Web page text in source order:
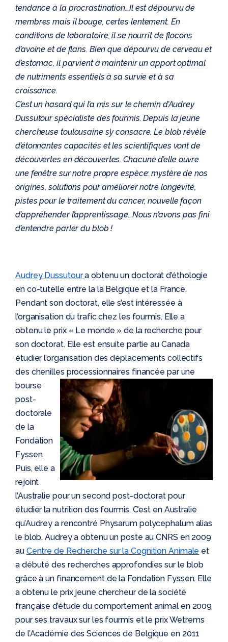
tendance à la procrastination…Il est dépourvu de
membres mais il bouge, certes lentement. En
conditions de laboratoire, il se nourrit de flocons
d’avoine et de flans. Bien que dépourvu de cerveau et
d’estomac, il parvient à maintenir un apport optimal
de nutriments essentiels à sa survie et à sa
croissance.
C’est un hasard qui l’a mis sur le chemin d’Audrey
Dussutour spécialiste des fourmis. Depuis la jeune
chercheuse toulousaine s’y consacre. Le blob révèle
d’étonnantes capacités et les scientifiques vont de
découvertes en découvertes. Chacune d’elle ouvre
une fenêtre sur notre propre espèce: mystère de nos
origines, solutions pour améliorer notre longévité,
pistes pour le traitement du cancer, nouvelle façon
d’appréhender l’apprentissage…Nous n’avons pas fini
d’entendre parler du blob !
Audrey Dussutour a obtenu un doctorat d’éthologie
en co-tutelle entre la la Belgique et la France.
Pendant son doctorat, elle s’est intéressée à
l’organisation du trafic chez les fourmis. Elle a
obtenu le prix « Le monde » de la recherche pour
son doctorat. Elle est ensuite partie au Canada
étudier l’organisation des déplacements collectifs
des chenilles processionnaires financée par une
bourse
post-
doctorale
de la
Fondation
Fyssen.
Puis, elle a
rejoint
l’Australie pour un second post-doctorat pour
étudier la nutrition des fourmis. C’est en Australie
qu’Audrey a rencontré Physarum polycephalum alias
le blob. Audrey a obtenu un poste au CNRS en 2009
au Centre de Recherche sur la Cognition Animale et
a débuté des recherches approfondies sur le blob
grâce à un financement de la Fondation Fyssen. Elle
a obtenu le prix jeune chercheur de la société
française d’étude du comportement animal en 2009
pour ses travaux sur les fourmis et le prix Wetrems
de l’Académie des Sciences de Belgique en 2011